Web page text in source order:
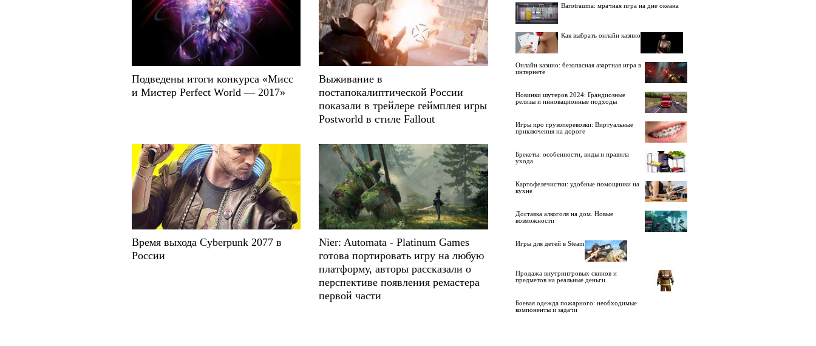
Подведены итоги конкурса «Мисс
и Мистер Perfect World — 2017»
Выживание в
постапокалиптической России
показали в трейлере геймплея игры
Postworld в стиле Fallout
Время выхода Cyberpunk 2077 в
России
Nier: Automata - Platinum Games
готова портировать игру на любую
платформу, авторы рассказали о
перспективе появления ремастера
первой части
Barotrauma: мрачная игра на дне океана
Как выбрать онлайн казино
Онлайн казино: безопасная азартная игра в
интернете
Новинки шутеров 2024: Грандиозные
релизы и инновационные подходы
Игры про грузоперевозки: Виртуальные
приключения на дороге
Брекеты: особенности, виды и правила
ухода
Картофелечистки: удобные помощники на
кухне
Доставка алкоголя на дом. Новые
возможности
Игры для детей в Steam
Продажа внутриигровых скинов и
предметов на реальные деньги
Боевая одежда пожарного: необходимые
компоненты и задачи